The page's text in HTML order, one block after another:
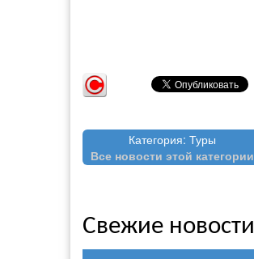
Категория: Туры
Все новости этой категории
Свежие новости